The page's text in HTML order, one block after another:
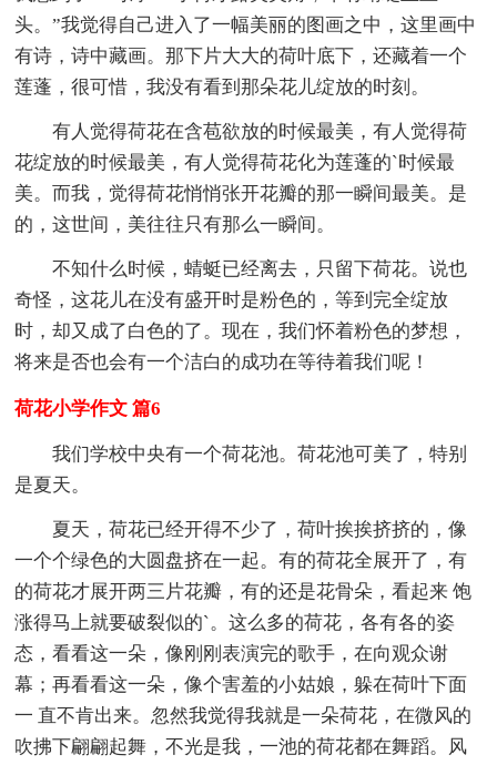
头。”我觉得自己进入了一幅美丽的图画之中，这里画中
有诗，诗中藏画。那下片大大的荷叶底下，还藏着一个
莲蓬，很可惜，我没有看到那朵花儿绽放的时刻。
有人觉得荷花在含苞欲放的时候最美，有人觉得荷
花绽放的时候最美，有人觉得荷花化为莲蓬的`时候最
美。而我，觉得荷花悄悄张开花瓣的那一瞬间最美。是
的，这世间，美往往只有那么一瞬间。
不知什么时候，蜻蜓已经离去，只留下荷花。说也
奇怪，这花儿在没有盛开时是粉色的，等到完全绽放
时，却又成了白色的了。现在，我们怀着粉色的梦想，
将来是否也会有一个洁白的成功在等待着我们呢！
荷花小学作文 篇6
我们学校中央有一个荷花池。荷花池可美了，特别
是夏天。
夏天，荷花已经开得不少了，荷叶挨挨挤挤的，像
一个个绿色的大圆盘挤在一起。有的荷花全展开了，有
的荷花才展开两三片花瓣，有的还是花骨朵，看起来 饱
涨得马上就要破裂似的`。这么多的荷花，各有各的姿
态，看看这一朵，像刚刚表演完的歌手，在向观众谢
幕；再看看这一朵，像个害羞的小姑娘，躲在荷叶下面
一 直不肯出来。忽然我觉得我就是一朵荷花，在微风的
吹拂下翩翩起舞，不光是我，一池的荷花都在舞蹈。风